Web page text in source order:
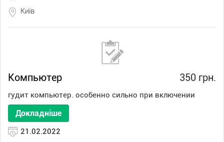
Київ
350 грн.
Компьютер
гудит компьютер. особенно сильно при включении
Докладніше
21.02.2022